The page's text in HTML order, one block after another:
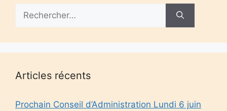
Articles récents
Prochain Conseil d’Administration Lundi 6 juin